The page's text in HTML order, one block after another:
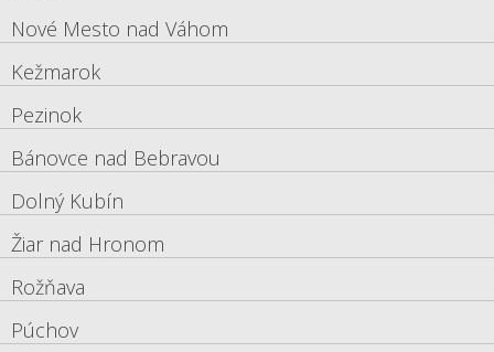
Nové Mesto nad Váhom
Kežmarok
Pezinok
Bánovce nad Bebravou
Dolný Kubín
Žiar nad Hronom
Rožňava
Púchov